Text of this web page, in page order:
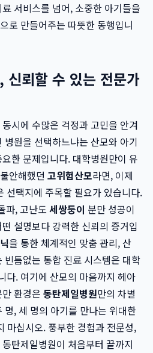
서비스를 넘어, 소중한 아기들을
로 만들어주는 따뜻한 동행입니
신뢰할 수 있는 전문가
시에 수많은 걱정과 고민을 안겨
원을 선택하느냐는 산모와 아기
한 문제입니다. 대학병원만이 유
안해했던 고위험산모라면, 이제
선택지에 주목할 필요가 있습니다.
파, 고난도 세쌍둥이 분만 성공이
설명보다 강력한 신뢰의 증거입
을 통한 체계적인 맞춤 관리, 산
틈없는 통합 진료 시스템은 대학
다. 여기에 산모의 마음까지 헤아
환경은 동탄제일병원만의 차별
명, 세 명의 아기를 만나는 위대한
마십시오. 풍부한 경험과 전문성,
탄제일병원이 처음부터 끝까지